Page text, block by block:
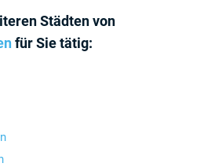
Städten von
für Sie tätig: